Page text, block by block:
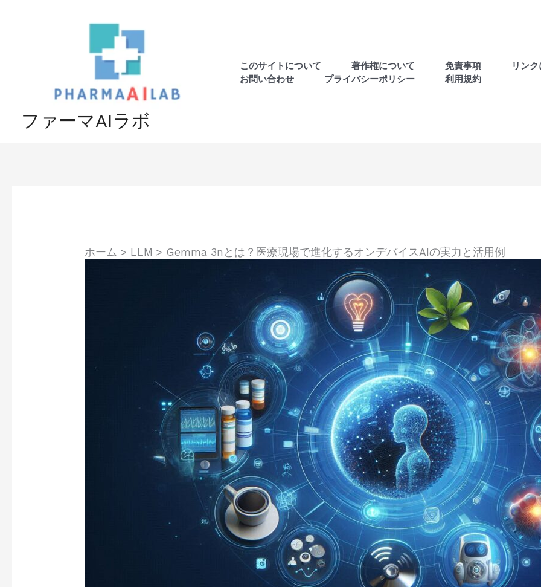
ファーマAIラボ
このサイトについて 著作権について 免責事項
リン
お問い合わせ
プライバシーポリシー 利用規約
ホーム LLM Gemma 3nとは？医療現場で進化するオンデバイスAIの実力と活用例